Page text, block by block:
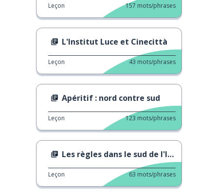
Leçon 157 mots/phrases
L'Institut Luce et Cinecittà
Leçon 43 mots/phrases
Apéritif : nord contre sud
Leçon 123 mots/phrases
Les règles dans le sud de l'Italie
Leçon 63 mots/phrases